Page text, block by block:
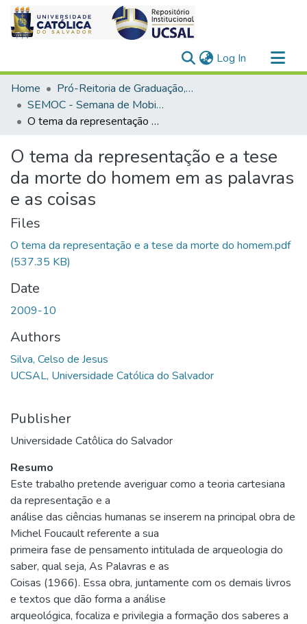
Log In (current)
Communities & Collections
All of DSpace
Statistics
Home
Pró-Reitoria de Graduação, Extensão e Ação Comunitária
SEMOC - Semana de Mobilização Científica
O tema da representação e a tese da morte do homem em as palavras e as coisas
O tema da representação e a tese
da morte do homem em as palavras
e as coisas
Files
O tema da representação e a tese da morte do homem.pdf
(537.35 KB)
Date
2009-10
Authors
Silva, Celso de Jesus
UCSAL, Universidade Católica do Salvador
Publisher
Universidade Catôlica do Salvador
Resumo
Este trabalho pretende averiguar como a teoria cartesiana
da representação e a
análise das ciências humanas se inserem na principal obra de
Michel Foucault referente a sua
primeira fase de pensamento intitulada de arqueologia do
saber, qual seja, As Palavras e as
Coisas (1966). Essa obra, juntamente com os demais livros
e textos que dão forma a análise
arqueológica, focaliza e privilegia a formação dos saberes a